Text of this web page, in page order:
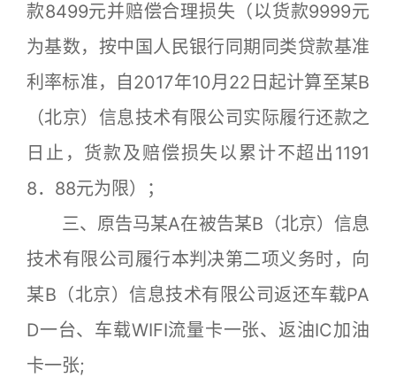
款8499元并赔偿合理损失（以货款9999元
为基数，按中国人民银行同期同类贷款基准
利率标准，自2017年10月22日起计算至某B
（北京）信息技术有限公司实际履行还款之
日止，货款及赔偿损失以累计不超出1191
8．88元为限）；
三、原告马某A在被告某B（北京）信息
技术有限公司履行本判决第二项义务时，向
某B（北京）信息技术有限公司返还车载PA
D一台、车载WIFI流量卡一张、返油IC加油
卡一张;